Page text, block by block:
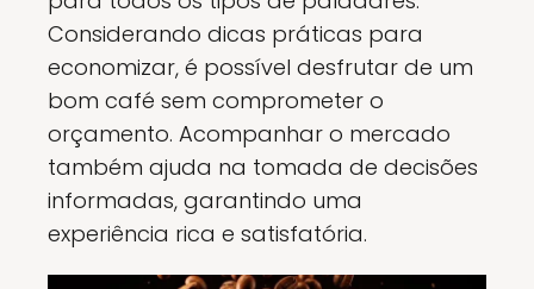
Considerando dicas práticas para
economizar, é possível desfrutar de um
bom café sem comprometer o
orçamento. Acompanhar o mercado
também ajuda na tomada de decisões
informadas, garantindo uma
experiência rica e satisfatória.